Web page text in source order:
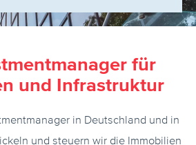
für
und Infrastruktur
in Deutschland und in
und steuern wir die Immobilien